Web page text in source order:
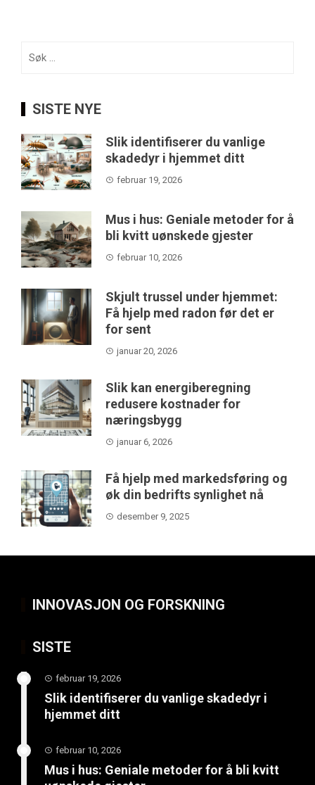
etter:
SISTE NYE
Slik identifiserer du vanlige
skadedyr i hjemmet ditt
februar 19, 2026
Mus i hus: Geniale metoder for å
bli kvitt uønskede gjester
februar 10, 2026
Skjult trussel under hjemmet:
Få hjelp med radon før det er
for sent
januar 20, 2026
Slik kan energiberegning
redusere kostnader for
næringsbygg
januar 6, 2026
Få hjelp med markedsføring og
øk din bedrifts synlighet nå
desember 9, 2025
INNOVASJON OG FORSKNING
SISTE
februar 19, 2026
Slik identifiserer du vanlige skadedyr i
hjemmet ditt
februar 10, 2026
Mus i hus: Geniale metoder for å bli kvitt